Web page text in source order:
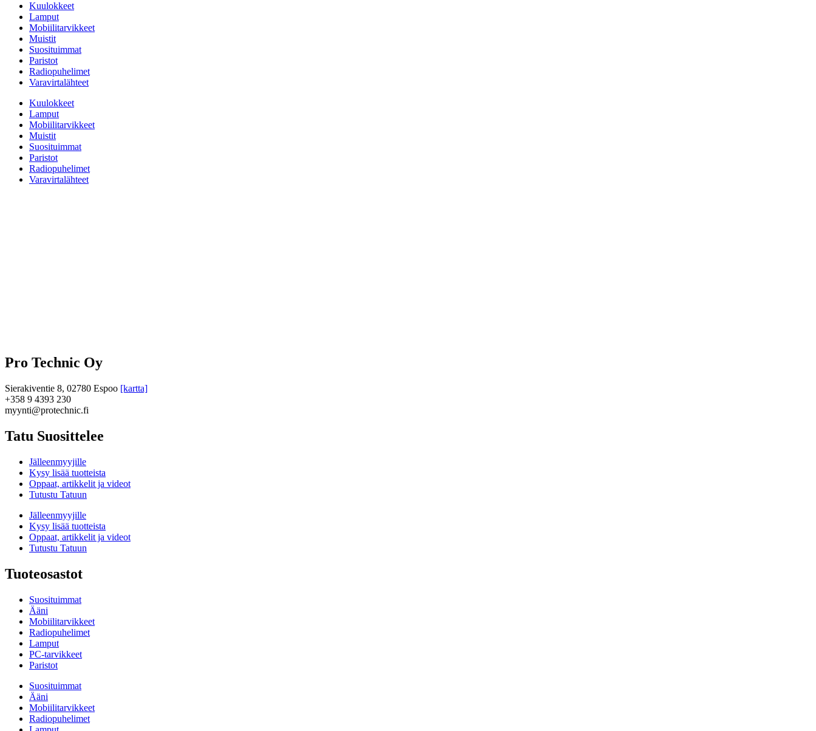
Kuulokkeet
Lamput
Mobiilitarvikkeet
Muistit
Suosituimmat
Paristot
Radiopuhelimet
Varavirtalähteet
Kuulokkeet
Lamput
Mobiilitarvikkeet
Muistit
Suosituimmat
Paristot
Radiopuhelimet
Varavirtalähteet
Pro Technic Oy
Sierakiventie 8, 02780 Espoo [kartta]
+358 9 4393 230
myynti@protechnic.fi
Tatu Suosittelee
Jälleenmyyjille
Kysy lisää tuotteista
Oppaat, artikkelit ja videot
Tutustu Tatuun
Jälleenmyyjille
Kysy lisää tuotteista
Oppaat, artikkelit ja videot
Tutustu Tatuun
Tuoteosastot
Suosituimmat
Ääni
Mobiilitarvikkeet
Radiopuhelimet
Lamput
PC-tarvikkeet
Paristot
Suosituimmat
Ääni
Mobiilitarvikkeet
Radiopuhelimet